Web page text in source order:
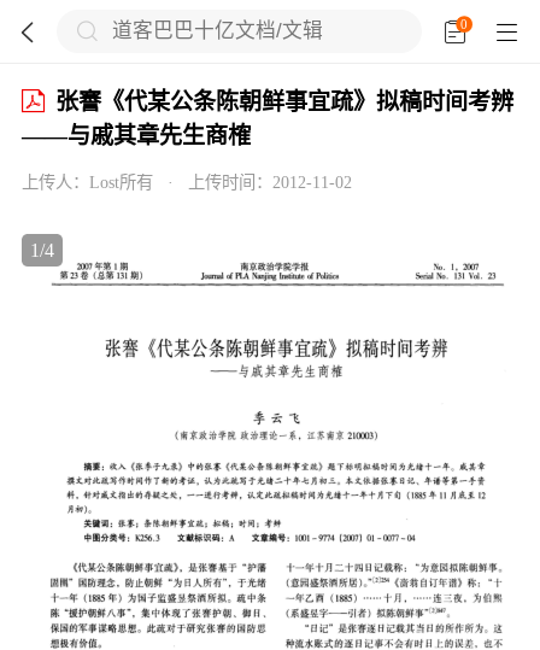
 0 

张謇《代某公条陈朝鲜事宜疏》拟稿时间考辨
——与戚其章先生商榷
上传人： Lost所有· 上传时间： 2012-11-02
1/4


